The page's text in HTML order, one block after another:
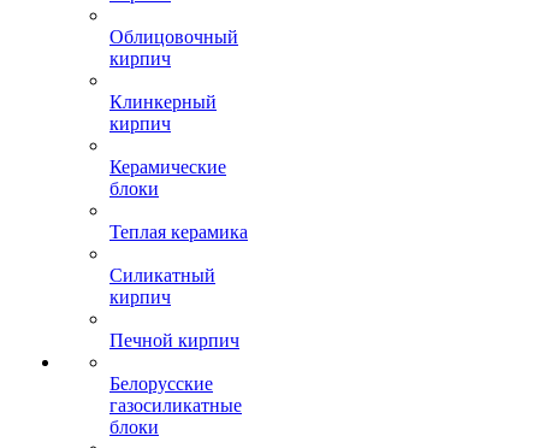
Облицовочный
кирпич
Клинкерный
кирпич
Керамические
блоки
Теплая керамика
Силикатный
кирпич
Печной кирпич
Белорусские
газосиликатные
блоки